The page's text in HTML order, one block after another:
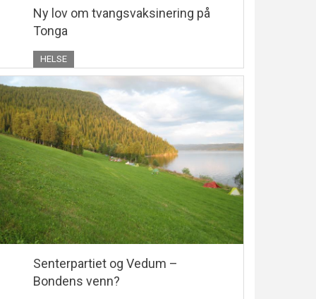
Ny lov om tvangsvaksinering på
Tonga
HELSE
Senterpartiet og Vedum –
Bondens venn?